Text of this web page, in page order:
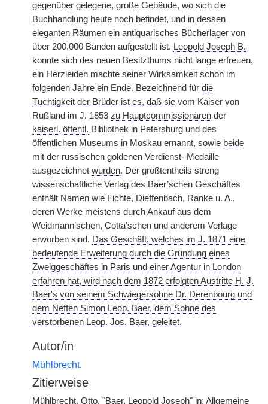
gegenüber gelegene, große Gebäude, wo sich die
Buchhandlung heute noch befindet, und in dessen
eleganten Räumen ein antiquarisches Bücherlager von
über 200,000 Bänden aufgestellt ist. Leopold Joseph B.
konnte sich des neuen Besitzthums nicht lange erfreuen,
ein Herzleiden machte seiner Wirksamkeit schon im
folgenden Jahre ein Ende. Bezeichnend für die
Tüchtigkeit der Brüder ist es, daß sie vom Kaiser von
Rußland im J. 1853 zu Hauptcommissionären der
kaiserl. öffentl. Bibliothek in Petersburg und des
öffentlichen Museums in Moskau ernannt, sowie beide
mit der russischen goldenen Verdienst- Medaille
ausgezeichnet wurden. Der größtentheils streng
wissenschaftliche Verlag des Baer’schen Geschäftes
enthält Namen wie Fichte, Dieffenbach, Ranke u. A.,
deren Werke meistens durch Ankauf aus dem
Weidmann’schen, Cotta’schen und anderem Verlage
erworben sind. Das Geschäft, welches im J. 1871 eine
bedeutende Erweiterung durch die Gründung eines
Zweiggeschäftes in Paris und einer Agentur in London
erfahren hat, wird nach dem 1872 erfolgten Austritte H. J.
Baer's von seinem Schwiegersohne Dr. Derenbourg und
dem Neffen Simon Leop. Baer, dem Sohne des
verstorbenen Leop. Jos. Baer, geleitet.
Autor/in
Mühlbrecht.
Zitierweise
Mühlbrecht, Otto, "Baer, Leopold Joseph" in: Allgemeine